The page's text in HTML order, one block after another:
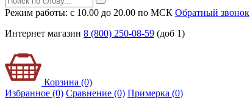
Режим работы: с 10.00 до 20.00 по МСК Обратный звонок
Интернет магазин 8 (800) 250-08-59 (доб 1)
Корзина (0)
Избранное (0) Сравнение (0) Примерка (0)